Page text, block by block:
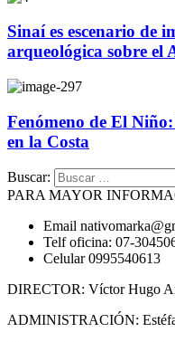
Sinaí es escenario de
arqueológica sobre el
Fenómeno de El Niño:
en la Costa
Buscar:
PARA MAYOR
Email
Telf oficina: 07-
Celular 0995540613
DIRECTOR: Víctor Hugo
ADMINISTRACIÓN: